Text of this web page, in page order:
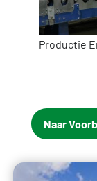
Productie
Naar